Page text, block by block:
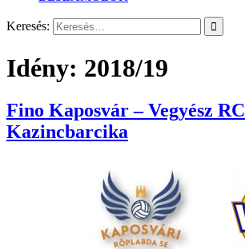
Keresés:
Idény: 2018/19
Fino Kaposvár – Vegyész RC
Kazincbarcika